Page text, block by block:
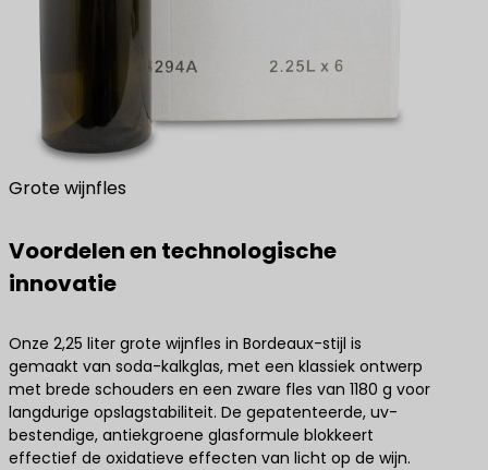
Grote wijnfles
Voordelen en technologische
innovatie
Onze 2,25 liter grote wijnfles in Bordeaux-stijl is
gemaakt van soda-kalkglas, met een klassiek ontwerp
met brede schouders en een zware fles van 1180 g voor
langdurige opslagstabiliteit. De gepatenteerde, uv-
bestendige, antiekgroene glasformule blokkeert
effectief de oxidatieve effecten van licht op de wijn.